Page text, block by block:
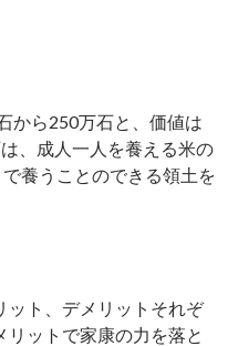
から250万石と、価値は
、成人一人を養える米の
養うことのできる領土を
ット、デメリットそれぞ
ットで家康の力を落と